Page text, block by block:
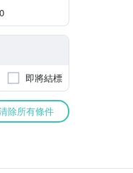
即將結標
除所有條件